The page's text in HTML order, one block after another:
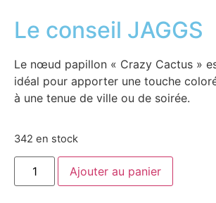
Le conseil JAGGS
Le nœud papillon « Crazy Cactus »
idéal pour apporter une touche
à une tenue de ville ou de soirée.
342 en stock
Ajouter au panier